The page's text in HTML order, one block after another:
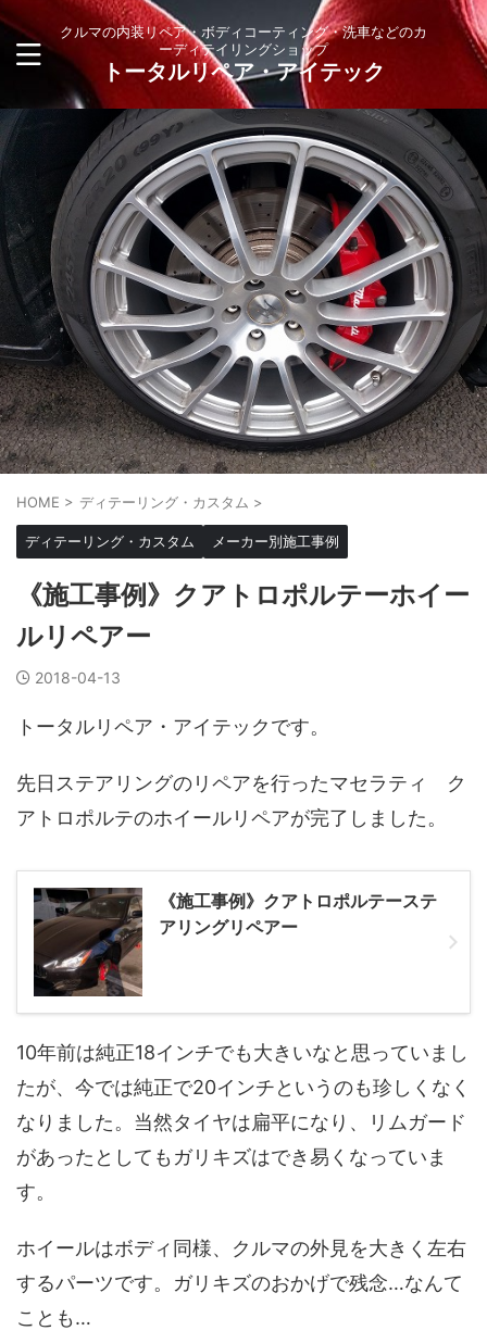
クルマの内装リペア・ボディコーティング・洗車などのカ
ーディテイリングショップ
トータルリペア・アイテック
HOME > ディテーリング・カスタム >
ディテーリング・カスタム メーカー別施工事例
《施工事例》クアトロポルテーホイー
ルリペアー
2018-04-13
トータルリペア・アイテックです。
先日ステアリングのリペアを行ったマセラティ ク
アトロポルテのホイールリペアが完了しました。
《施工事例》クアトロポルテーステ
アリングリペアー
10年前は純正18インチでも大きいなと思っていまし
たが、今では純正で20インチというのも珍しくなく
なりました。当然タイヤは扁平になり、リムガード
があったとしてもガリキズはでき易くなっていま
す。
ホイールはボディ同様、クルマの外見を大きく左右
するパーツです。ガリキズのおかげで残念…なんて
ことも…